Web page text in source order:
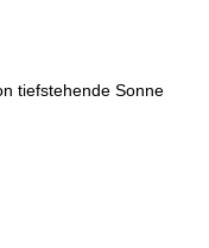
tiefstehende Sonne